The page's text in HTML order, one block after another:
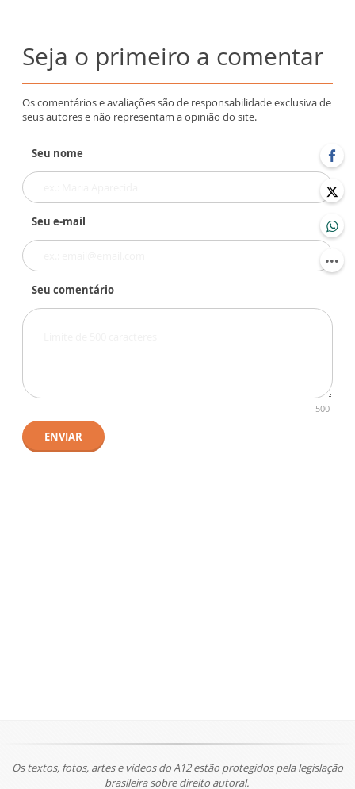
Seja o primeiro a comentar
Os comentários e avaliações são de responsabilidade exclusiva de
seus autores e não representam a opinião do site.
Seu nome
Seu e-mail
Seu comentário
500
ENVIAR
Os textos, fotos, artes e vídeos do A12 estão protegidos pela legislação
brasileira sobre direito autoral.